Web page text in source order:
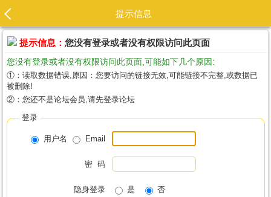
提示信息
提示信息： 您没有登录或者没有权限访问此页面
您没有登录或者没有权限访问此页面,可能如下几个原因:
①：读取数据错误,原因：您要访问的链接无效,可能链接不完整,或数据已
被删除!
②：您还不是论坛会员,请先登录论坛
登录
用户名 Email
密 码
隐身登录 是 否